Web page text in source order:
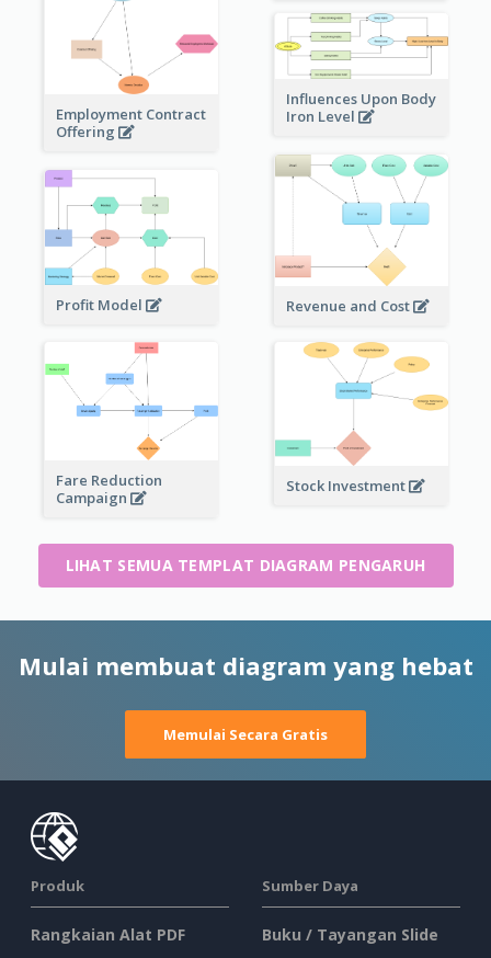
Employment Contract
Offering
Influences Upon Body
Iron Level
Revenue and Cost
Profit Model
Fare Reduction
Campaign
Stock Investment
LIHAT SEMUA TEMPLAT DIAGRAM PENGARUH
Mulai membuat diagram yang hebat
Memulai Secara Gratis
Produk
Rangkaian Alat PDF
Sumber Daya
Buku / Tayangan Slide